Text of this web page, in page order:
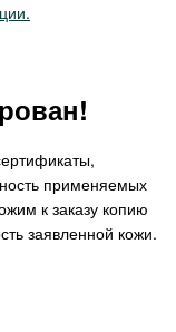
применяемых
к заказу копию
заявленной кожи.